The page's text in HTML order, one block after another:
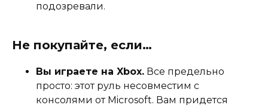
подозревали.
Не покупайте, если…
Вы играете на Xbox. Все предельно
просто: этот руль несовместим с
консолями от Microsoft. Вам придется